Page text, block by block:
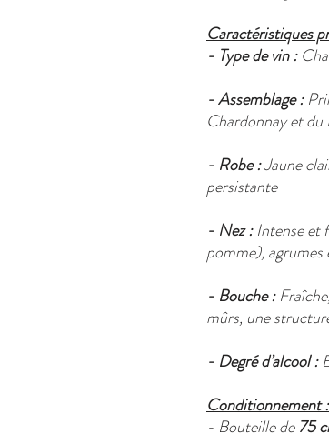
Caractéristiques
- Type de vin :
- Assemblage :
Chardonnay et
- Robe :Jaune
persistante
- Nez :Intense et
pomme),
- Bouche :
mûrs, une
- Degré d’alcool :
Conditionnement :
- Bouteille de75 cl